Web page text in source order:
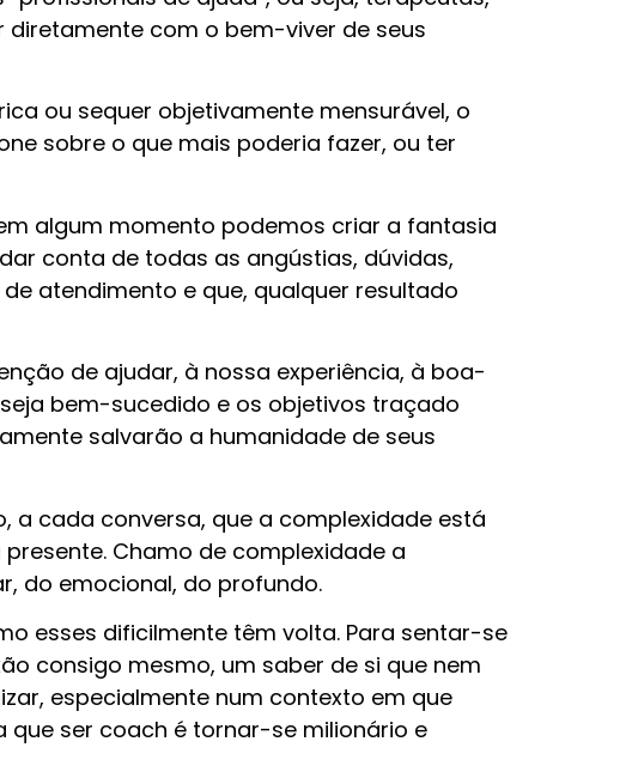
com o bem-viver de seus
ou sequer objetivamente mensurável, o
sobre o que mais poderia fazer, ou ter
algum momento podemos criar a fantasia
conta de todas as angústias, dúvidas,
atendimento e que, qualquer resultado
de ajudar, à nossa experiência, à boa-
bem-sucedido e os objetivos traçado
salvarão a humanidade de seus
a cada conversa, que a complexidade está
Chamo de complexidade a
do emocional, do profundo.
esses dificilmente têm volta. Para sentar-se
consigo mesmo, um saber de si que nem
especialmente num contexto em que
ser coach é tornar-se milionário e